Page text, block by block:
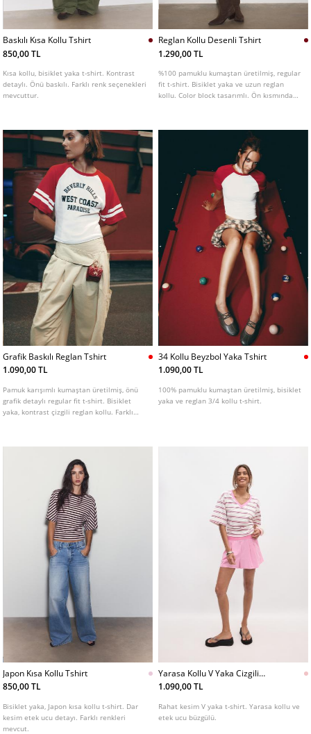
Baskılı Kısa Kollu Tshirt
850,00 TL
Kısa kollu, bisiklet yaka t-shirt. Kontrast
detaylı. Önü baskılı. Farklı renk seçenekleri
mevcuttur.
Reglan Kollu Desenli Tshirt
1.290,00 TL
%100 pamuklu kumaştan üretilmiş, regular
fit t-shirt. Bisiklet yaka ve uzun reglan
kollu. Color block tasarımlı. Ön kısmında
Grafik Baskılı Reglan Tshirt
1.090,00 TL
Pamuk karışımlı kumaştan üretilmiş, önü
grafik detaylı regular fit t-shirt. Bisiklet
yaka, kontrast çizgili reglan kollu. Farklı
34 Kollu Beyzbol Yaka Tshirt
1.090,00 TL
100% pamuklu kumaştan üretilmiş, bisiklet
yaka ve reglan 3/4 kollu t-shirt.
Japon Kısa Kollu Tshirt
850,00 TL
Bisiklet yaka, Japon kısa kollu t-shirt. Dar
kesim etek ucu detayı. Farklı renkleri
mevcut.
Yarasa Kollu V Yaka Cizgili
Tshirt
1.090,00 TL
Rahat kesim V yaka t-shirt. Yarasa kollu ve
etek ucu büzgülü.